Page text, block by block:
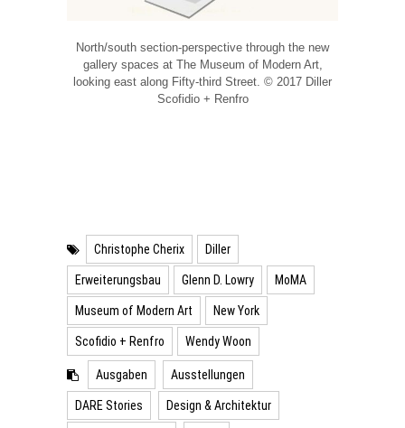
North/south section-perspective through the new
gallery spaces at The Museum of Modern Art,
looking east along Fifty-third Street. © 2017 Diller
Scofidio + Renfro
Christophe Cherix Diller
Erweiterungsbau Glenn D. Lowry MoMA
Museum of Modern Art New York
Scofidio + Renfro Wendy Woon
Ausgaben Ausstellungen
DARE Stories Design & Architektur